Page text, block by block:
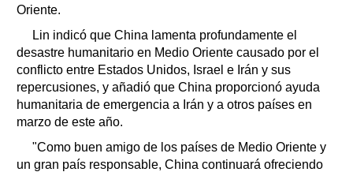
Oriente.
Lin indicó que China lamenta profundamente el
desastre humanitario en Medio Oriente causado por el
conflicto entre Estados Unidos, Israel e Irán y sus
repercusiones, y añadió que China proporcionó ayuda
humanitaria de emergencia a Irán y a otros países en
marzo de este año.
"Como buen amigo de los países de Medio Oriente y
un gran país responsable, China continuará ofreciendo